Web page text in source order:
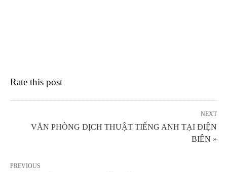
Rate this post
NEXT
VĂN PHÒNG DỊCH THUẬT TIẾNG ANH TẠI ĐIỆN
BIÊN »
PREVIOUS